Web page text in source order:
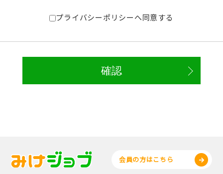
プライバシーポリシーへ同意する
会員の方はこちら